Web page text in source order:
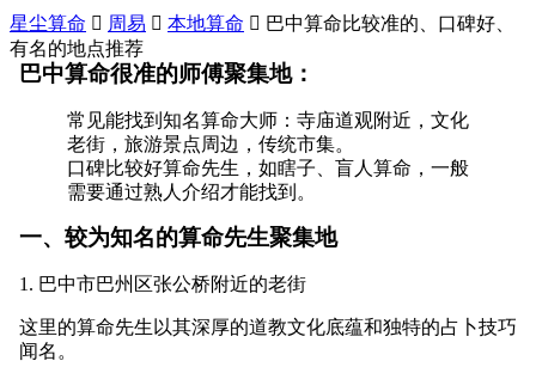
星尘算命  周易  本地算命  巴中算命比较准的、口碑好、
有名的地点推荐
巴中算命很准的师傅聚集地：
常见能找到知名算命大师：寺庙道观附近，文化
老街，旅游景点周边，传统市集。
口碑比较好算命先生，如瞎子、盲人算命，一般
需要通过熟人介绍才能找到。
一、较为知名的算命先生聚集地
1. 巴中市巴州区张公桥附近的老街
这里的算命先生以其深厚的道教文化底蕴和独特的占卜技巧
闻名。